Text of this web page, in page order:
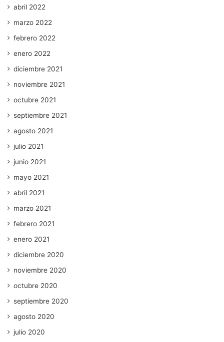
abril 2022
marzo 2022
febrero 2022
enero 2022
diciembre 2021
noviembre 2021
octubre 2021
septiembre 2021
agosto 2021
julio 2021
junio 2021
mayo 2021
abril 2021
marzo 2021
febrero 2021
enero 2021
diciembre 2020
noviembre 2020
octubre 2020
septiembre 2020
agosto 2020
julio 2020